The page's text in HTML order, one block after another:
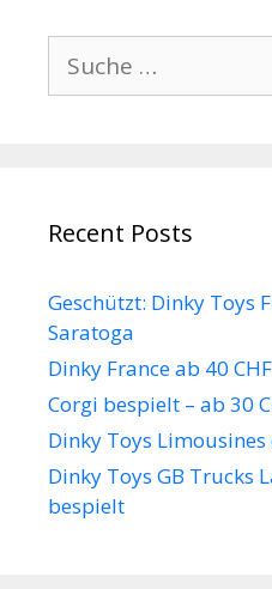
nach:
Recent Posts
Geschützt: Dinky Toys
Saratoga
Dinky France ab 40
Corgi bespielt – ab 30
Dinky Toys Limousines
Dinky Toys GB Trucks
bespielt